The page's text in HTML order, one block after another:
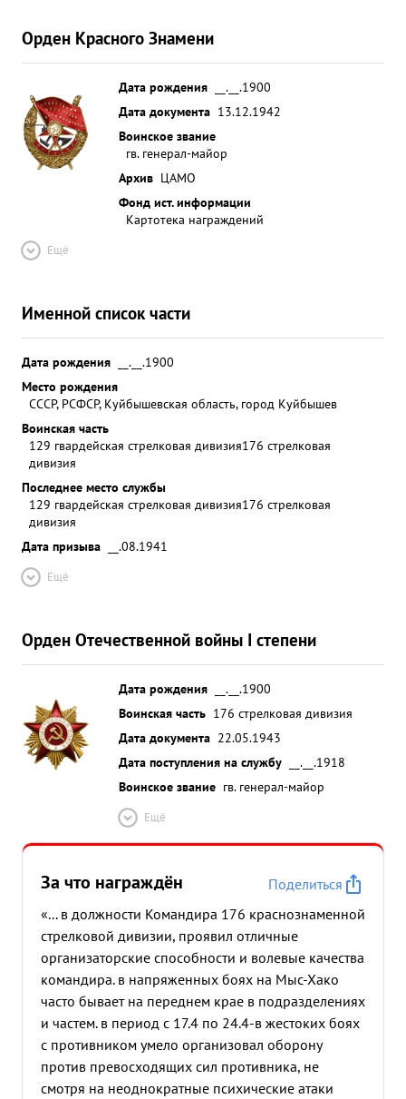
Орден Красного Знамени
Дата рождения
__.__.1900
Дата документа 13.12.1942
Воинское звание
гв. генерал-майор
Архив ЦАМО
Фонд ист. информации
Картотека награждений
Ещё
Именной список части
Дата рождения
__.__.1900
Место рождения
СССР, РСФСР, Куйбышевская область, город Куйбышев
Воинская часть
129 гвардейская стрелковая дивизия176 стрелковая
дивизия
Последнее место службы
129 гвардейская стрелковая дивизия176 стрелковая
дивизия
Дата призыва
__.08.1941
Ещё
Орден Отечественной войны I степени
Дата рождения
__.__.1900
Воинская часть 176 стрелковая дивизия
Дата документа 22.05.1943
Дата поступления на службу
__.__.1918
Воинское звание гв. генерал-майор
Ещё
За что награждён
Поделиться
«... в должности Командира 176 краснознаменной
стрелковой дивизии, проявил отличные
организаторские способности и волевые качества
командира. в напряженных боях на Мыс-Хако
часто бывает на переднем крае в подразделениях
и частем. в период с 17.4 по 24.4-в жестоких боях
с противником умело организовал оборону
против превосходящих сил противника, не
смотря на неоднократные психические атаки